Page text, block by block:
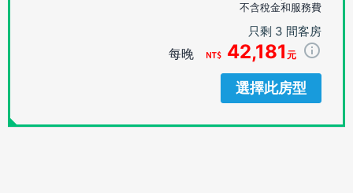
不含稅金和服務費
只剩 3 間客房
每晚 42,181 元
選擇此房型